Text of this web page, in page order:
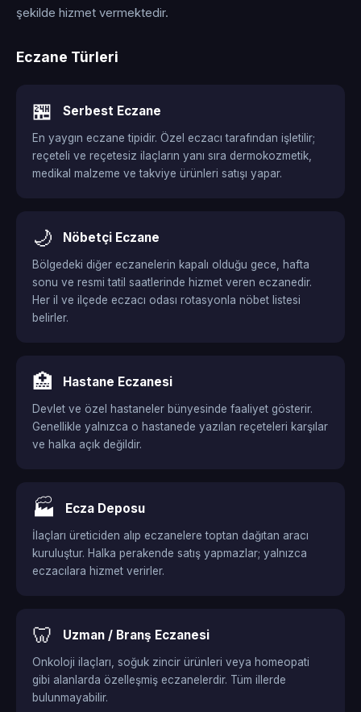
şekilde hizmet vermektedir.
Eczane Türleri
🏪 Serbest Eczane
En yaygın eczane tipidir. Özel eczacı tarafından işletilir;
reçeteli ve reçetesiz ilaçların yanı sıra dermokozmetik,
medikal malzeme ve takviye ürünleri satışı yapar.
🌙 Nöbetçi Eczane
Bölgedeki diğer eczanelerin kapalı olduğu gece, hafta
sonu ve resmi tatil saatlerinde hizmet veren eczanedir.
Her il ve ilçede eczacı odası rotasyonla nöbet listesi
belirler.
🏥 Hastane Eczanesi
Devlet ve özel hastaneler bünyesinde faaliyet gösterir.
Genellikle yalnızca o hastanede yazılan reçeteleri karşılar
ve halka açık değildir.
🏭 Ecza Deposu
İlaçları üreticiden alıp eczanelere toptan dağıtan aracı
kuruluştur. Halka perakende satış yapmazlar; yalnızca
eczacılara hizmet verirler.
🦷 Uzman / Branş Eczanesi
Onkoloji ilaçları, soğuk zincir ürünleri veya homeopati
gibi alanlarda özelleşmiş eczanelerdir. Tüm illerde
bulunmayabilir.